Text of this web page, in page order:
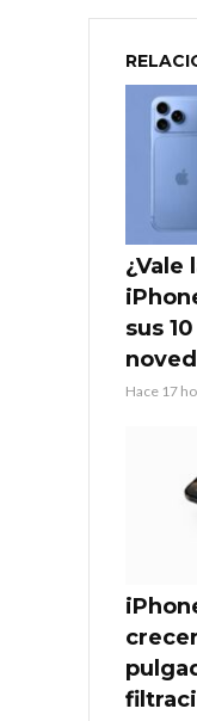
¿Vale
sus
Hace 17